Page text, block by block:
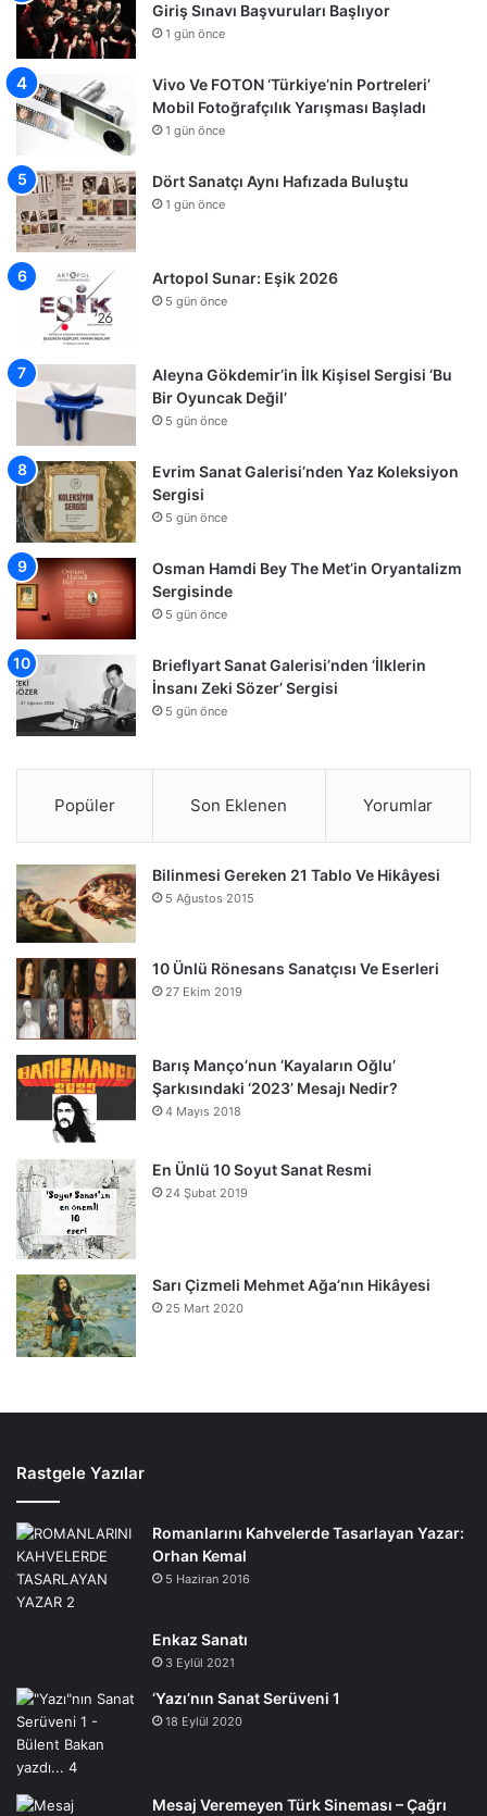
Giriş Sınavı Başvuruları Başlıyor
1 gün önce
Vivo Ve FOTON ‘Türkiye’nin Portreleri’
Mobil Fotoğrafçılık Yarışması Başladı
1 gün önce
Dört Sanatçı Aynı Hafızada Buluştu
1 gün önce
Artopol Sunar: Eşik 2026
5 gün önce
Aleyna Gökdemir’in İlk Kişisel Sergisi ‘Bu
Bir Oyuncak Değil’
5 gün önce
Evrim Sanat Galerisi’nden Yaz Koleksiyon
Sergisi
5 gün önce
Osman Hamdi Bey The Met’in Oryantalizm
Sergisinde
5 gün önce
Brieflyart Sanat Galerisi’nden ‘İlklerin
İnsanı Zeki Sözer’ Sergisi
5 gün önce
Popüler Son Eklenen Yorumlar
Bilinmesi Gereken 21 Tablo Ve Hikâyesi
5 Ağustos 2015
10 Ünlü Rönesans Sanatçısı Ve Eserleri
27 Ekim 2019
Barış Manço’nun ‘Kayaların Oğlu’
Şarkısındaki ‘2023’ Mesajı Nedir?
4 Mayıs 2018
En Ünlü 10 Soyut Sanat Resmi
24 Şubat 2019
Sarı Çizmeli Mehmet Ağa’nın Hikâyesi
25 Mart 2020
Rastgele Yazılar
Romanlarını Kahvelerde Tasarlayan Yazar:
Orhan Kemal
5 Haziran 2016
Enkaz Sanatı
3 Eylül 2021
‘Yazı’nın Sanat Serüveni 1
18 Eylül 2020
Mesaj Veremeyen Türk Sineması – Çağrı